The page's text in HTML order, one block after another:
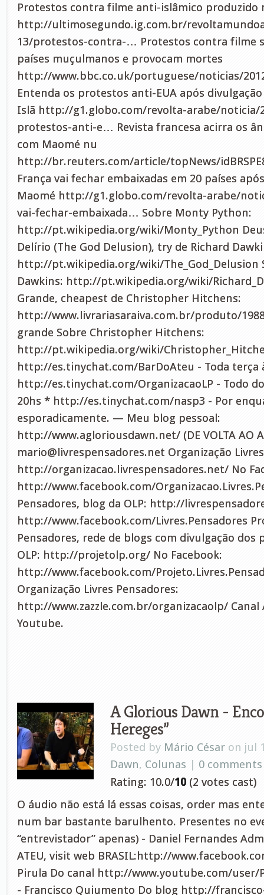
Protestos contra filme anti-islâmico produzido
http://ultimosegundo.ig.com.br/
13/protestos-contra-… Protestos contra filme
países muçulmanos e provocam mortes
http://www.bbc.co.uk/portuguese/noticias/
Entenda os protestos anti-EUA após
Islã http://g1.globo.com/revolta-arabe/noticia/
protestos-anti-e… Revista francesa acirra os
com Maomé nu
http://br.reuters.com/article/topNews/
França vai fechar embaixadas em 20 países
Maomé http://g1.globo.com/revolta-arabe/
vai-fechar-embaixada… Sobre Monty Python:
http://pt.wikipedia.org/wiki/Monty_Python
Delírio (The God Delusion), try de Richard
http://pt.wikipedia.org/wiki/The_God_Delusion
Dawkins: http://pt.wikipedia.org/wiki/
Grande, cheapest de Christopher Hitchens:
http://www.livrariasaraiva.com.br/produto/
grande Sobre Christopher Hitchens:
http://pt.wikipedia.org/wiki/
http://es.tinychat.com/BarDoAteu - Toda terça
http://es.tinychat.com/OrganizacaoLP - Todo
20hs * http://es.tinychat.com/nasp3 - Por
esporadicamente. — Meu blog pessoal:
http://www.agloriousdawn.net/ (DE VOLTA AO
mario@livrespensadores.net Organização
http://organizacao.livrespensadores.net/ No
http://www.facebook.com/
Pensadores, blog da OLP: http://
http://www.facebook.com/Livres.Pensadores
Pensadores, rede de blogs com divulgação dos
OLP: http://projetolp.org/ No Facebook:
http://www.facebook.com/
Organização Livres Pensadores:
http://www.zazzle.com.br/organizacaolp/ Canal
Youtube.
A Glorious Dawn -
Hereges”
Posted by Mário César on jul
Dawn, Colunas | 0 comments
Rating: 10.0/10 (2 votes cast)
O áudio não está lá essas coisas, order mas
num bar bastante barulhento. Presentes no
“entrevistador” apenas) - Daniel Fernandes
ATEU, visit web BRASIL:http://
Pirula Do canal http://www.youtube.com/user/
- Francisco Quiumento Do blog http://